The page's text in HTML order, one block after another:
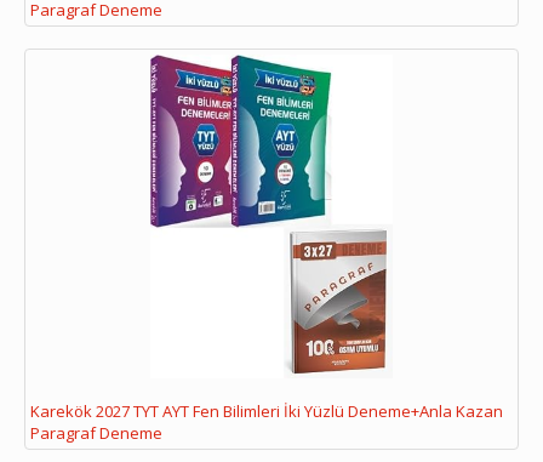
Paragraf Deneme
Karekök 2027 TYT AYT Fen Bilimleri İki Yüzlü Deneme+Anla Kazan
Paragraf Deneme